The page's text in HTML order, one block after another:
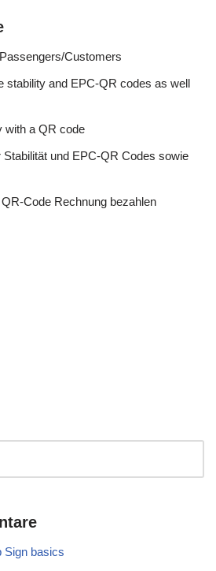
Customers
stability and EPC-QR codes as well
with a QR code
und EPC-QR Codes sowie
Code Rechnung bezahlen
Sign basics